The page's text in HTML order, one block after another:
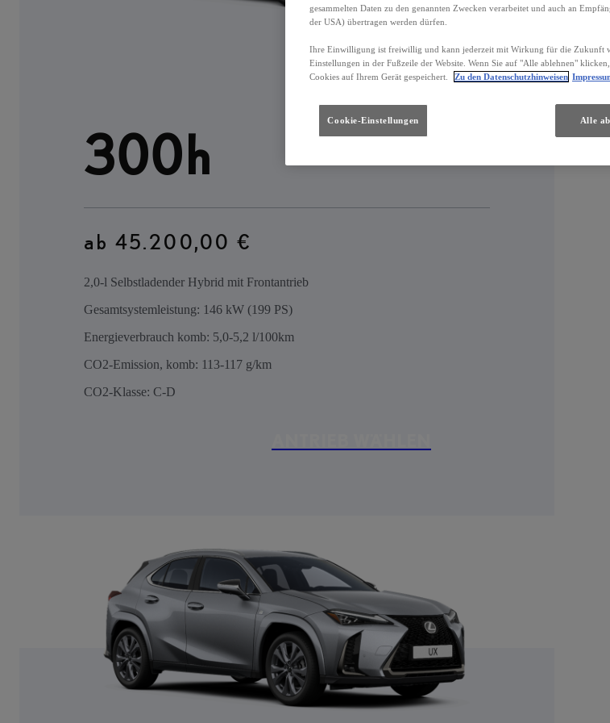
300h
ab 45.200,00 €
2,0-l Selbstladender Hybrid mit Frontantrieb
Gesamtsystemleistung: 146 kW (199 PS)
Energieverbrauch komb: 5,0-5,2 l/100km
CO2-Emission, komb: 113-117 g/km
CO2-Klasse: C-D
gesammelten Daten zu den genannten Zwecken verarbeitet und auch an
der USA) übertragen werden dürfen.
Ihre Einwilligung ist freiwillig und kann jederzeit mit Wirkung für die Zukunft
Einstellungen in der Fußzeile der Website. Wenn Sie auf "Alle ablehnen"
Cookies auf Ihrem Gerät gespeichert.
Zu den Datenschutzhinweisen
Cookie-Einstellungen Alle